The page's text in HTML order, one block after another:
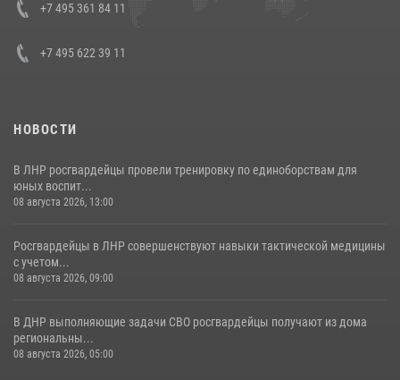
Кавказском федеральном округе Виталием Кузнецовым
+7 495 361 84 11
+7 495 622 39 11
НОВОСТИ
В ЛНР росгвардейцы провели тренировку по единоборствам для
юных воспит...
08 августа 2026, 13:00
Росгвардейцы в ЛНР совершенствуют навыки тактической медицины
с учетом...
08 августа 2026, 09:00
В ДНР выполняющие задачи СВО росгвардейцы получают из дома
региональны...
08 августа 2026, 05:00